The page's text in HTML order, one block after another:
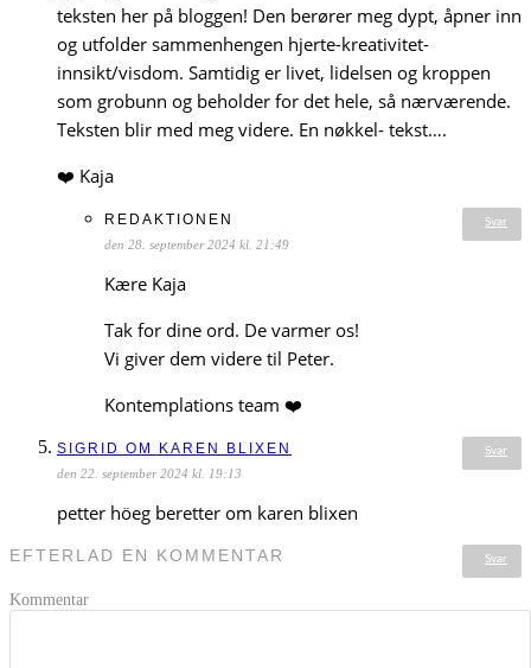
teksten her på bloggen! Den berører meg dypt, åpner inn
og utfolder sammenhengen hjerte-kreativitet-
innsikt/visdom. Samtidig er livet, lidelsen og kroppen
som grobunn og beholder for det hele, så nærværende.
Teksten blir med meg videre. En nøkkel- tekst….
❤️ Kaja
Svar
REDAKTIONEN
den 28. september 2024 kl. 21:49
Kære Kaja
Tak for dine ord. De varmer os!
Vi giver dem videre til Peter.
Kontemplations team ❤️
Svar
SIGRID OM KAREN BLIXEN
den 22. september 2024 kl. 19:13
petter höeg beretter om karen blixen
Svar
EFTERLAD EN KOMMENTAR
Kommentar